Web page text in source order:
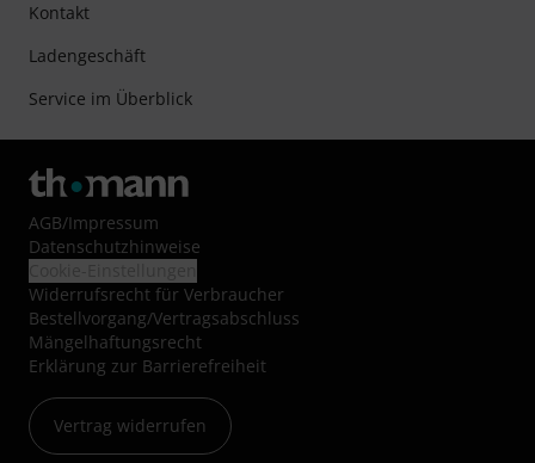
Kontakt
Ladengeschäft
Service im Überblick
AGB/Impressum
Datenschutzhinweise
Widerrufsrecht für Verbraucher
Bestellvorgang/Vertragsabschluss
Mängelhaftungsrecht
Erklärung zur Barrierefreiheit
Vertrag widerrufen